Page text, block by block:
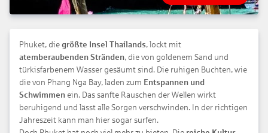
Phuket, die größte Insel Thailands, lockt mit
atemberaubenden Stränden, die von goldenem Sand und
türkisfarbenem Wasser gesäumt sind. Die ruhigen Buchten, wie
die von Phang Nga Bay, laden zum Entspannen und
Schwimmen ein. Das sanfte Rauschen der Wellen wirkt
beruhigend und lässt alle Sorgen verschwinden. In der richtigen
Jahreszeit kann man hier sogar surfen.